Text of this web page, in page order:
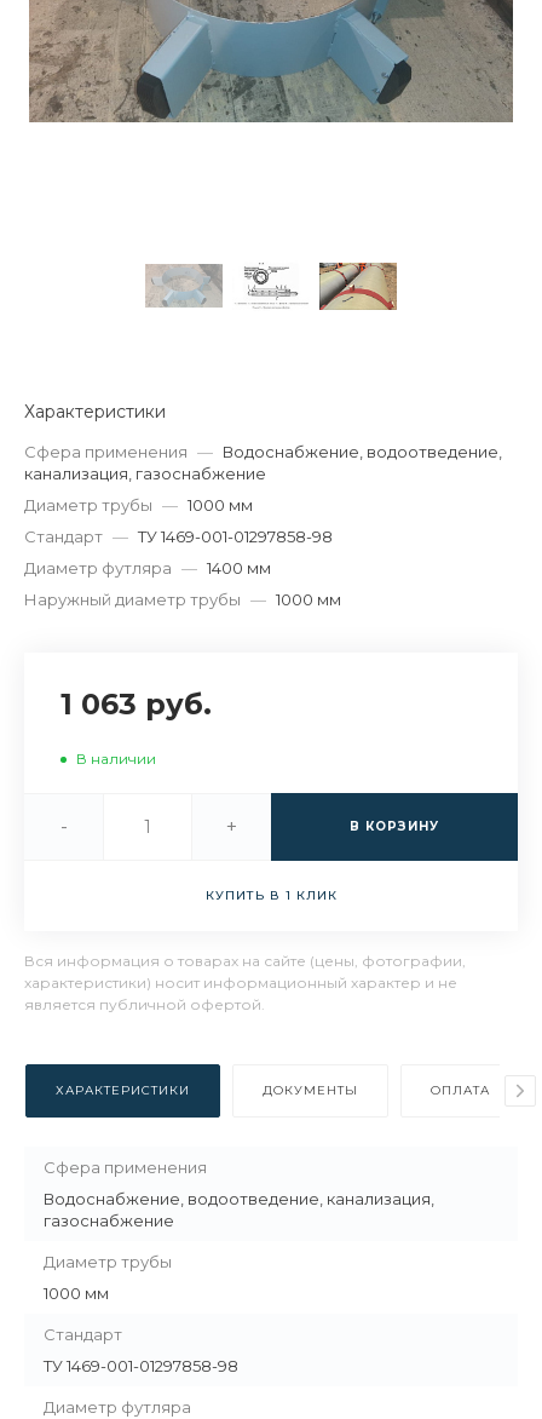
Характеристики
Сфера применения — Водоснабжение, водоотведение,
канализация, газоснабжение
Диаметр трубы — 1000 мм
Стандарт — ТУ 1469-001-01297858-98
Диаметр футляра — 1400 мм
Наружный диаметр трубы — 1000 мм
1 063 руб.
В наличии
- + В КОРЗИНУ
КУПИТЬ В 1 КЛИК
Вся информация о товарах на сайте (цены, фотографии,
характеристики) носит информационный характер и не
является публичной офертой.
ХАРАКТЕРИСТИКИ ДОКУМЕНТЫ ОПЛАТА
Сфера применения
Водоснабжение, водоотведение, канализация,
газоснабжение
Диаметр трубы
1000 мм
Стандарт
ТУ 1469-001-01297858-98
Диаметр футляра